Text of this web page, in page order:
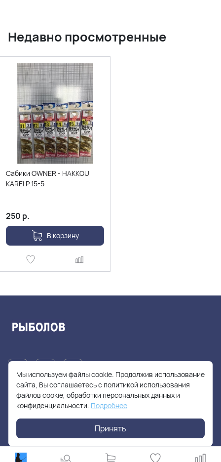
Недавно просмотренные
Сабики OWNER - HAKKOU
KAREI P 15-5
250 р.
В корзину
+7(905)705-55-49
fishhuntershop@yandex.ru
Мы используем файлы cookie. Продолжив использование
сайта, Вы соглашаетесь с политикой использования
файлов cookie, обработки персональных данных и
конфиденциальности. Подробнее
Принять